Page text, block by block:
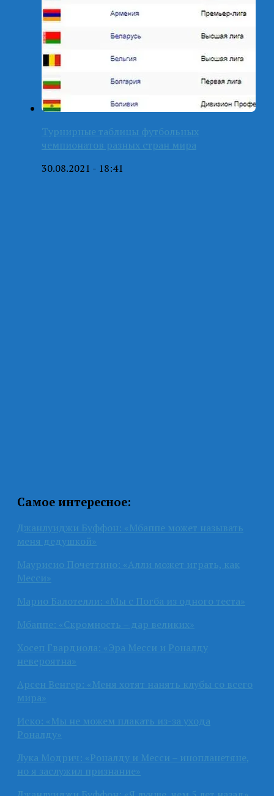
Турнирные таблицы футбольных
чемпионатов разных стран мира
30.08.2021 - 18:41
Самое интересное:
Джанлуиджи Буффон: «Мбаппе может называть
меня дедушкой»
Маурисио Почеттино: «Алли может играть, как
Месси»
Марио Балотелли: «Мы с Погба из одного теста»
Мбаппе: «Скромность – дар великих»
Хосеп Гвардиола: «Эра Месси и Роналду
невероятна»
Арсен Венгер: «Меня хотят нанять клубы со всего
мира»
Иско: «Мы не можем плакать из-за ухода
Роналду»
Лука Модрич: «Роналду и Месси – инопланетяне,
но я заслужил признание»